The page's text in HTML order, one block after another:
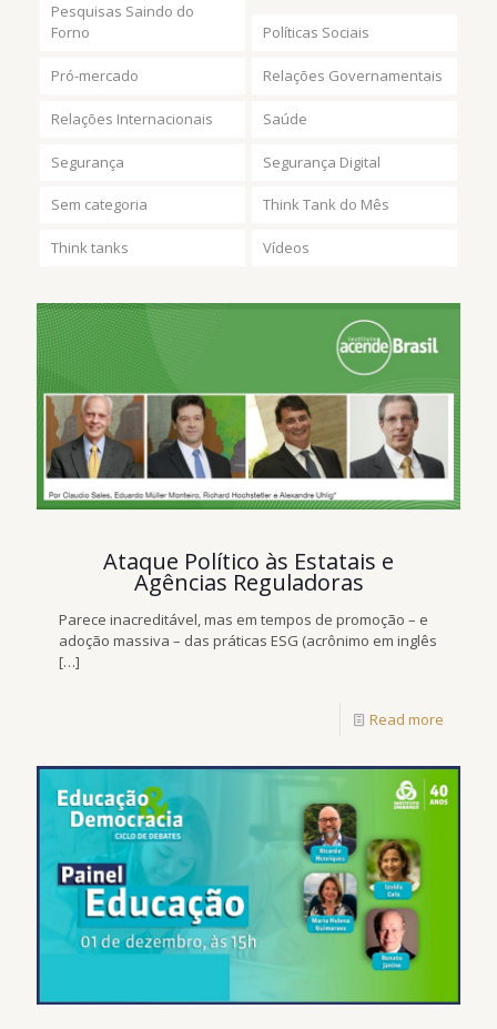
Pesquisas Saindo do
Forno
Políticas Sociais
Pró-mercado Relações Governamentais
Relações Internacionais Saúde
Segurança Segurança Digital
Sem categoria Think Tank do Mês
Think tanks Vídeos
Ataque Político às Estatais e
Agências Reguladoras
Parece inacreditável, mas em tempos de promoção – e
adoção massiva – das práticas ESG (acrônimo em inglês
[…]
Read more